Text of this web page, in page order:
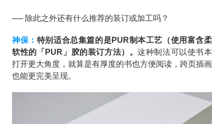
── 除此之外还有什么推荐的装订或加工吗？
神保： 特别适合总集篇的是PUR制本工艺（使用富含柔
软性的「PUR」胶的装订方法）。这种制法可以使书本
打开更大角度，就算是有厚度的书也方便阅读，跨页插画
也能更完美呈现。